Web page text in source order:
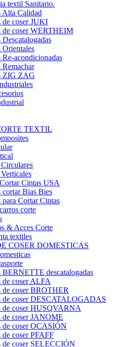
textil Sanitario.
Alta Calidad
de coser JUKI
de coser WERTHEIM
Orientales
Re-acondicionadas
ZIG ZAG
TEXTIL
Cintas USA
cortar Bias Bies
para Cortar Cintas
corte
& Acces Corte
textiles
COSER DOMESTICAS
BERNETTE descatalogadas
de coser ALFA
de coser BROTHER
de coser DESCATALOGADAS
de coser HUSQVARNA
de coser JANOME
de coser OCASIÓN
de coser PFAFF
de coser SELECCIÓN